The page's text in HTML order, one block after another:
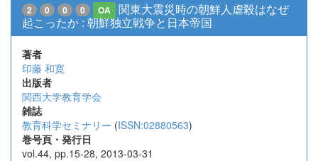
2 0 0 0 OA
関東大震災時の朝鮮人虐殺はなぜ
起こったか : 朝鮮独立戦争と日本帝国
著者
印藤 和寛
出版者
関西大学教育学会
雑誌
教育科学セミナリー (ISSN:02880563)
巻号頁・発行日
vol.44, pp.15-28, 2013-03-31